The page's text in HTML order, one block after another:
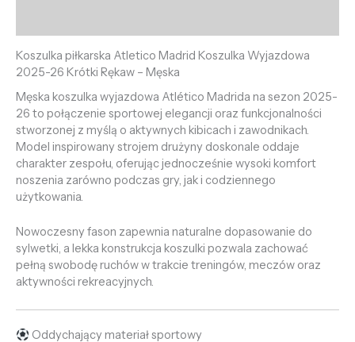
Koszulka piłkarska Atletico Madrid Koszulka Wyjazdowa
2025-26 Krótki Rękaw – Męska
Męska koszulka wyjazdowa Atlético Madrida na sezon 2025-
26 to połączenie sportowej elegancji oraz funkcjonalności
stworzonej z myślą o aktywnych kibicach i zawodnikach.
Model inspirowany strojem drużyny doskonale oddaje
charakter zespołu, oferując jednocześnie wysoki komfort
noszenia zarówno podczas gry, jak i codziennego
użytkowania.
Nowoczesny fason zapewnia naturalne dopasowanie do
sylwetki, a lekka konstrukcja koszulki pozwala zachować
pełną swobodę ruchów w trakcie treningów, meczów oraz
aktywności rekreacyjnych.
Oddychający materiał sportowy